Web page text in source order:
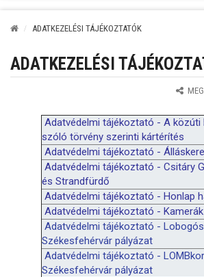
ADATKEZELÉSI TÁJÉKOZTATÓK
ADATKEZELÉSI
Adatvédelmi tájékoztató - A közúti
szóló törvény szerinti kártérítés
Adatvédelmi tájékoztató -
Adatvédelmi tájékoztató - Csitáry
és Strandfürdő
Adatvédelmi tájékoztató - Honlap
Adatvédelmi tájékoztató - Kamerák
Adatvédelmi tájékoztató - Lobogós
Székesfehérvár pályázat
Adatvédelmi tájékoztató -
Székesfehérvár pályázat